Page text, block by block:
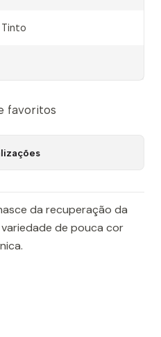
favoritos
da recuperação da
de pouca cor